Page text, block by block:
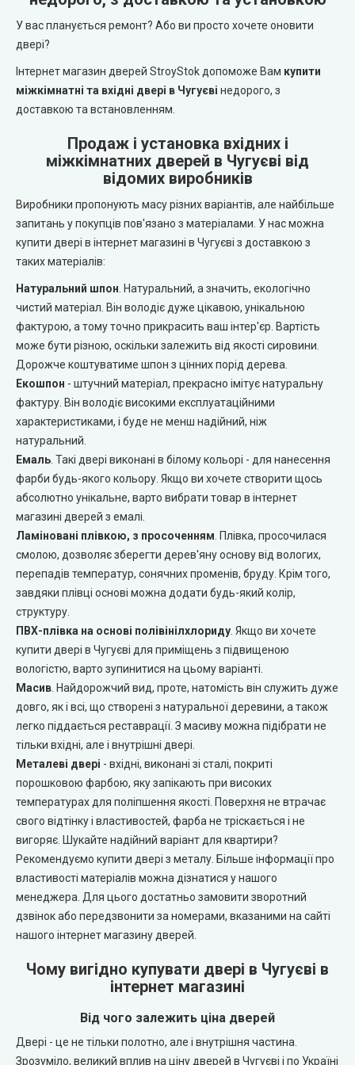
REDFORT (Редфорт)
Abwehr (Абвер)
Міністерство Дверей
MAGDA (Магда)
ARTIZ (Артиз)
Протипожежні двері
Технічні двері
Leador Gloss
Darumi (Дарумі)
Екодверка (з масиву сосни)
Статус (Status Doors)
Estet Doors (Естет Дорс)
Стильні Двері
StilDoors (СтілДорс)
Двері прихованого монтажу
DOORIS (Доріс)
BRAMA (Брама)
OMEGA (Омега)
MSDoors (МСДорс)
KFD (КФД)
GRAND (Гранд)
LUXDOORS (ЛюксДорс)
Portalino Doors (Порталіно)
CITY (Сіті фарбовані двері)
Free Style doors (Фрі Стайл під фарбування)
Контур
Danapris Doors (Данапріс Дорс)
DRUID (Друід)
City Line
У вас планується ремонт? Або ви просто хочете оновити
двері?
Інтернет магазин дверей StroyStok допоможе Вам купити
міжкімнатні та вхідні двері в Чугуєві недорого, з
доставкою та встановленням.
Продаж і установка вхідних і
міжкімнатних дверей в Чугуєві від
відомих виробників
Виробники пропонують масу різних варіантів, але найбільше
запитань у покупців пов'язано з матеріалами. У нас можна
купити двері в інтернет магазині в Чугуєві з доставкою з
таких матеріалів:
Натуральний шпон . Натуральний, а значить, екологічно
чистий матеріал. Він володіє дуже цікавою, унікальною
фактурою, а тому точно прикрасить ваш інтер'єр. Вартість
може бути різною, оскільки залежить від якості сировини.
Дорожче коштуватиме шпон з цінних порід дерева.
Екошпон - штучний матеріал, прекрасно імітує натуральну
фактуру. Він володіє високими експлуатаційними
характеристиками, і буде не менш надійний, ніж
натуральний.
Емаль . Такі двері виконані в білому кольорі - для нанесення
фарби будь-якого кольору. Якщо ви хочете створити щось
абсолютно унікальне, варто вибрати товар в інтернет
магазині дверей з емалі.
Ламіновані плівкою, з просоченням . Плівка, просочилася
смолою, дозволяє зберегти дерев'яну основу від вологих,
перепадів температур, сонячних променів, бруду. Крім того,
завдяки плівці основі можна додати будь-який колір,
структуру.
ПВХ-плівка на основі полівінілхлориду . Якщо ви хочете
купити двері в Чугуєві для приміщень з підвищеною
вологістю, варто зупинитися на цьому варіанті.
Масив . Найдорожчий вид, проте, натомість він служить дуже
довго, як і всі, що створені з натуральної деревини, а також
легко піддається реставрації. З масиву можна підібрати не
тільки вхідні, але і внутрішні двері.
Металеві двері - вхідні, виконані зі сталі, покриті
порошковою фарбою, яку запікають при високих
температурах для поліпшення якості. Поверхня не втрачає
свого відтінку і властивостей, фарба не тріскається і не
вигоряє. Шукайте надійний варіант для квартири?
Рекомендуємо купити двері з металу. Більше інформації про
властивості матеріалів можна дізнатися у нашого
менеджера. Для цього достатньо замовити зворотний
дзвінок або передзвонити за номерами, вказаними на сайті
нашого інтернет магазину дверей.
Чому вигідно купувати двері в Чугуєві в
інтернет магазині
Від чого залежить ціна дверей
Двері - це не тільки полотно, але і внутрішня частина.
Зрозуміло, великий вплив на ціну дверей в Чугуєві і по Україні